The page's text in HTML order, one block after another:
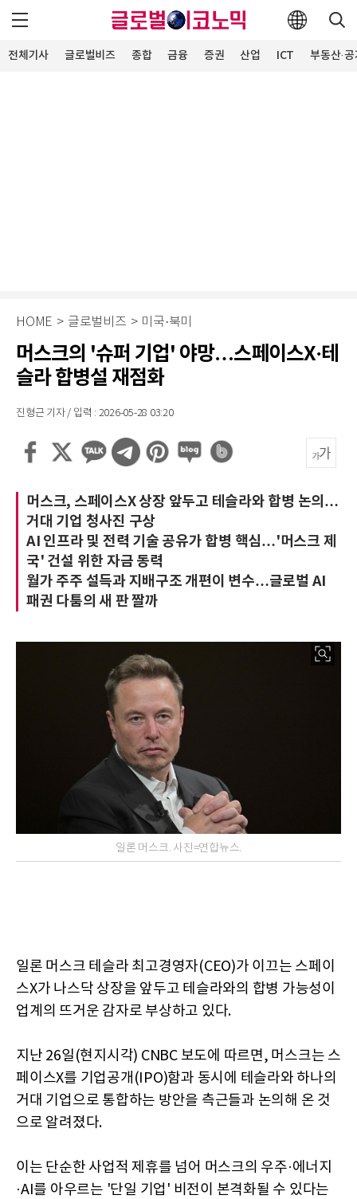
전체기사 글로벌비즈 종합 금융 증권 산업 ICT 부동산·
HOME > 글로벌비즈 > 미국·북미
머스크의 '슈퍼 기업' 야망…스페이스X·테
슬라 합병설 재점화
진형근 기자 / 입력 : 2026-05-28 03:20
머스크, 스페이스X 상장 앞두고 테슬라와 합병 논의…
거대 기업 청사진 구상
AI 인프라 및 전력 기술 공유가 합병 핵심…'머스크 제
국' 건설 위한 자금 동력
월가 주주 설득과 지배구조 개편이 변수…글로벌 AI
패권 다툼의 새 판 짤까
일론 머스크. 사진=연합뉴스.
일론 머스크 테슬라 최고경영자(CEO)가 이끄는 스페이
스X가 나스닥 상장을 앞두고 테슬라와의 합병 가능성이
업계의 뜨거운 감자로 부상하고 있다.
지난 26일(현지시각) CNBC 보도에 따르면, 머스크는 스
페이스X를 기업공개(IPO)함과 동시에 테슬라와 하나의
거대 기업으로 통합하는 방안을 측근들과 논의해 온 것
으로 알려졌다.
이는 단순한 사업적 제휴를 넘어 머스크의 우주·에너지
·AI를 아우르는 '단일 기업' 비전이 본격화될 수 있다는